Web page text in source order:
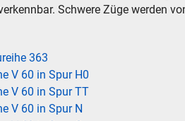
Schwere Züge werden
363
V 60 in Spur H0
V 60 in Spur TT
V 60 in Spur N